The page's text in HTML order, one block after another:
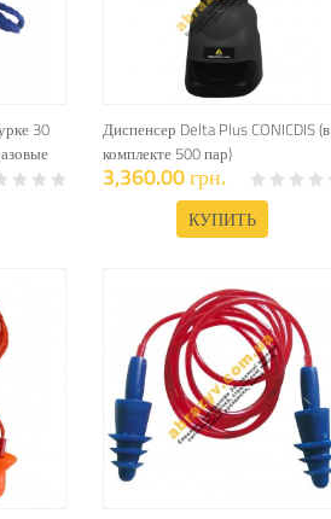
30
Диспенсер Delta Plus CONICDIS (в
комплекте 500 пар)
3,360.00 грн.
КУПИТЬ